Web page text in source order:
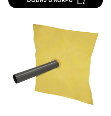
Revestech PVC Cev
sa
membranom 50 cm
3.115,20 RSD /
DODAJ U KORPU